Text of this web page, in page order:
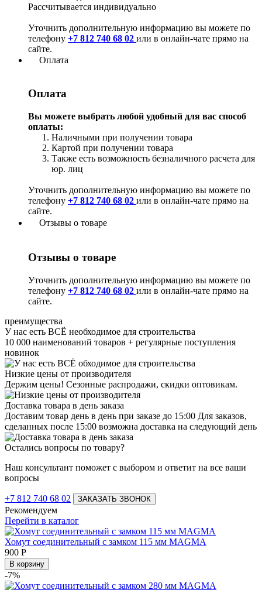
Рассчитывается индивидуально
Уточнить дополнительную информацию вы можете по
телефону +7 812 740 68 02 или в онлайн-чате прямо на
сайте.
Оплата
Оплата
Вы можете выбрать любой удобный для вас способ
оплаты:
Наличными при получении товара
Картой при получении товара
Также есть возможность безналичного расчета для
юр. лиц
Уточнить дополнительную информацию вы можете по
телефону +7 812 740 68 02 или в онлайн-чате прямо на
сайте.
Отзывы о товаре
Отзывы о товаре
Уточнить дополнительную информацию вы можете по
телефону +7 812 740 68 02 или в онлайн-чате прямо на
сайте.
преимущества
У нас есть ВСЁ необходимое для строительства
10 000 наименований товаров + регулярные поступления
новинок
Низкие цены от производителя
Держим цены! Сезонные распродажи, скидки оптовикам.
Доставка товара в день заказа
Доставим товар день в день при заказе до 15:00 Для заказов,
сделанных после 15:00 возможна доставка на следующий день
Остались вопросы по товару?
Наш консультант поможет с выбором и ответит на все ваши
вопросы
+7 812 740 68 02 ЗАКАЗАТЬ ЗВОНОК
Рекомендуем
Перейти в каталог
Хомут соединительный с замком 115 мм MAGMA
900 Р
В корзину
-7%